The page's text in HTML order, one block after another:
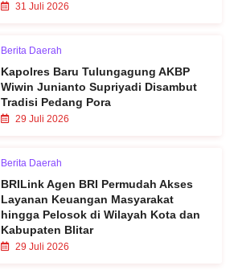
31 Juli 2026
Berita Daerah
Kapolres Baru Tulungagung AKBP
Wiwin Junianto Supriyadi Disambut
Tradisi Pedang Pora
29 Juli 2026
Berita Daerah
BRILink Agen BRI Permudah Akses
Layanan Keuangan Masyarakat
hingga Pelosok di Wilayah Kota dan
Kabupaten Blitar
29 Juli 2026